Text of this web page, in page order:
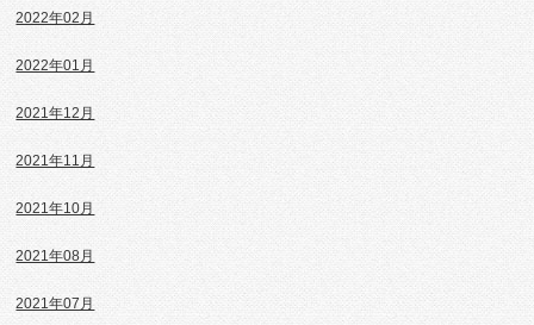
2022年02月
2022年01月
2021年12月
2021年11月
2021年10月
2021年08月
2021年07月